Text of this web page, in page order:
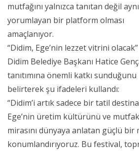
mutfağını yalnızca tanıtan değil
yorumlayan bir platform olması
amaçlanıyor.
“Didim, Ege’nin lezzet vitrini olacak”
Didim Belediye Başkanı Hatice
tanıtımına önemli katkı sunduğunu
belirterek şu ifadeleri kullandı:
“Didim’i artık sadece bir tatil
Ege’nin üretim kültürünü ve mutfak
mirasını dünyaya anlatan güçlü
konumlandırıyoruz. Bu festival,